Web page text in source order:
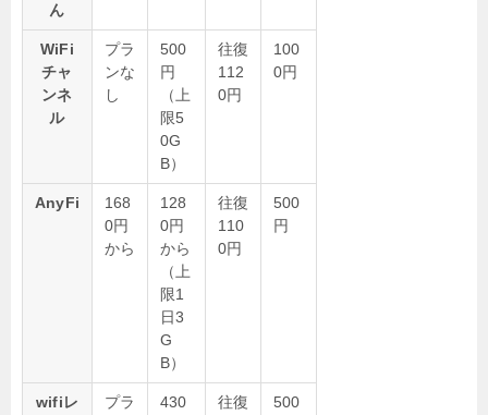
ん
WiFi
チャ
ンネ
ル
プラ
ンな
し
500
円
（上
限5
0G
B）
往復
112
0円
100
0円
AnyFi
168
0円
から
128
0円
から
（上
限1
日3
G
B）
往復
110
0円
500
円
wifiレ
プラ
430
往復
500